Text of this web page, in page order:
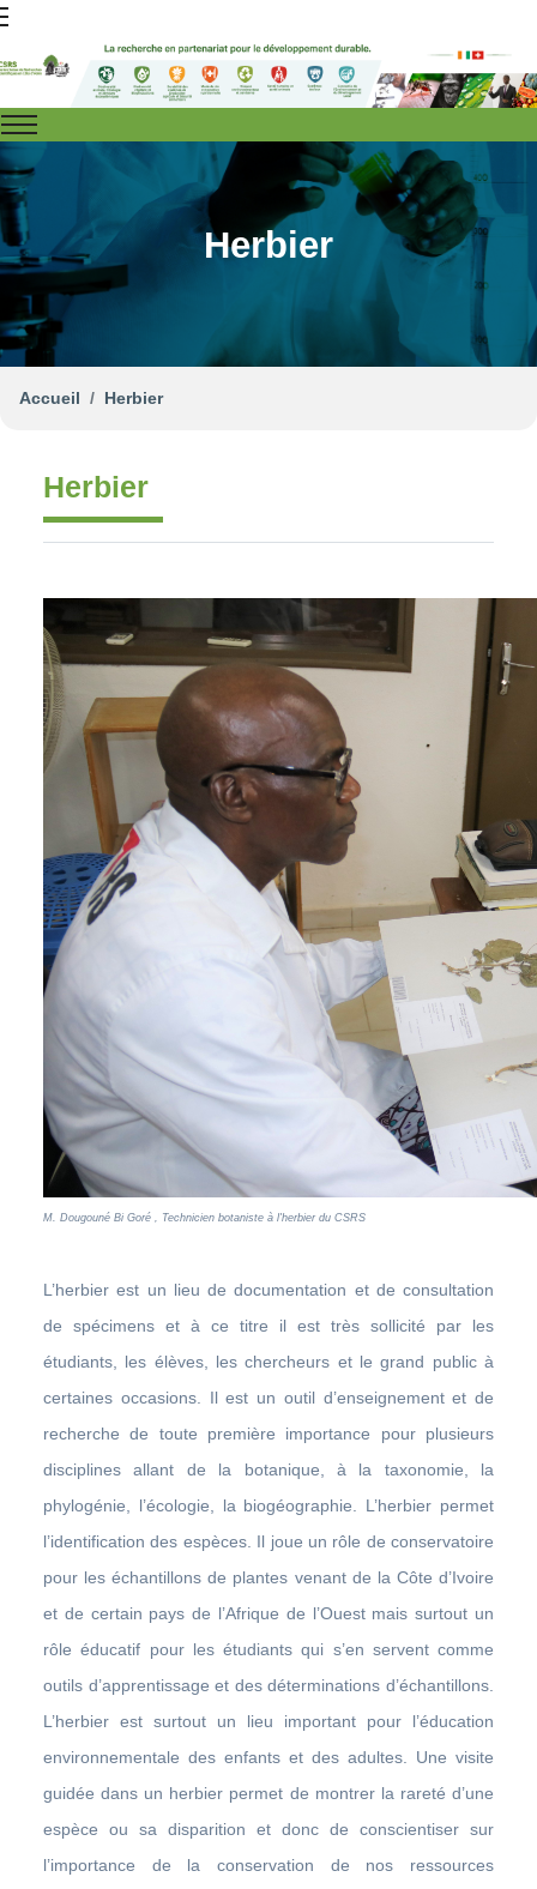
Herbier
Accueil Herbier
Herbier
M. Dougouné Bi Goré , Technicien botaniste à l'herbier du CSRS
L’herbier est un lieu de documentation et de consultation
de spécimens et à ce titre il est très sollicité par les
étudiants, les élèves, les chercheurs et le grand public à
certaines occasions. Il est un outil d’enseignement et de
recherche de toute première importance pour plusieurs
disciplines allant de la botanique, à la taxonomie, la
phylogénie, l’écologie, la biogéographie. L’herbier permet
l’identification des espèces. Il joue un rôle de conservatoire
pour les échantillons de plantes venant de la Côte d’Ivoire
et de certain pays de l’Afrique de l’Ouest mais surtout un
rôle éducatif pour les étudiants qui s’en servent comme
outils d’apprentissage et des déterminations d’échantillons.
L’herbier est surtout un lieu important pour l’éducation
environnementale des enfants et des adultes. Une visite
guidée dans un herbier permet de montrer la rareté d’une
espèce ou sa disparition et donc de conscientiser sur
l’importance de la conservation de nos ressources